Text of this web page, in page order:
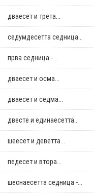
дваесет и трета...
седумдесетта седница...
прва седница -...
дваесет и осма...
дваесет и седма...
двестe и единаесетта...
шеесет и деветта...
педесет и втора...
шеснаесетта седница -...